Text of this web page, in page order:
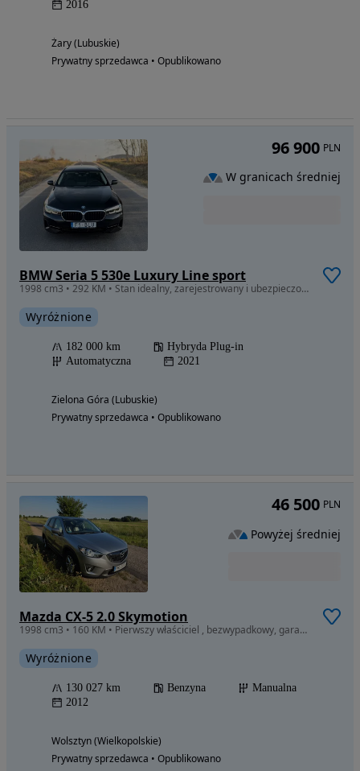
2016
Żary (Lubuskie)
Prywatny sprzedawca • Opublikowano
BMW Seria 5 530e Luxury Line sport
1998 cm3 • 292 KM • Stan idealny, zarejestrowany i ubezpieczony
Wyróżnione
182 000 km
Hybryda Plug-in
Automatyczna
2021
Zielona Góra (Lubuskie)
Prywatny sprzedawca • Opublikowano
96 900 PLN
W granicach średniej
Mazda CX-5 2.0 Skymotion
1998 cm3 • 160 KM • Pierwszy właściciel , bezwypadkowy, garażowany, bardzo zadbany.
Wyróżnione
130 027 km Benzyna
Manualna
2012
Wolsztyn (Wielkopolskie)
Prywatny sprzedawca • Opublikowano
46 500 PLN
Powyżej średniej